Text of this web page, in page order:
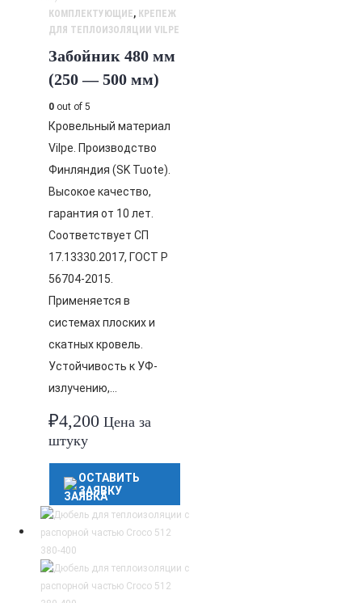
КОМПЛЕКТУЮЩИЕ, КРЕПЕЖ
ДЛЯ ТЕПЛОИЗОЛЯЦИИ VILPE
Забойник 480 мм
(250 — 500 мм)
0 out of 5
Кровельный материал
Vilpe. Производство
Финляндия (SK Tuote).
Высокое качество,
гарантия от 10 лет.
Соответствует СП
17.13330.2017, ГОСТ Р
56704-2015.
Применяется в
системах плоских и
скатных кровель.
Устойчивость к УФ-
излучению,…
₽4,200 Цена за
штуку
ОСТАВИТЬ
ЗАЯВКУ